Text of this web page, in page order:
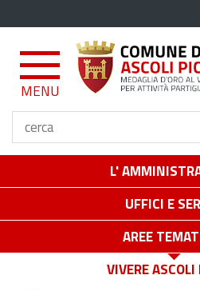
MENU
L'
UFFICI E
AREE
VIVERE